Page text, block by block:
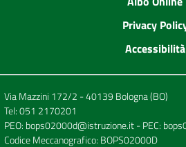
Privacy
Accessibilità
Via Mazzini 172/2 - 40139 Bologna (BO)
Tel:051 2170201
PEO: bops02000d@istruzione.it- PEC:
Codice Meccanografico: BOPS02000D